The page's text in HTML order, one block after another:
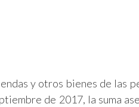
y otros bienes de las
de 2017, la suma